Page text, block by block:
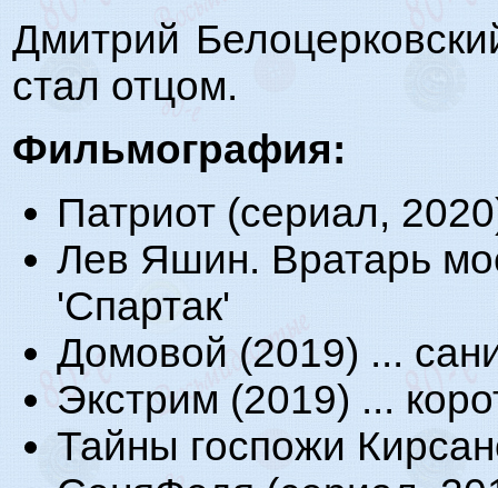
Дмитрий
стал отцом.
Фильмография:
Патриот (сериал,
Лев Яшин. Вратарь
'Спартак'
Домовой (2019) ...
Экстрим (2019) ...
Тайны госпожи